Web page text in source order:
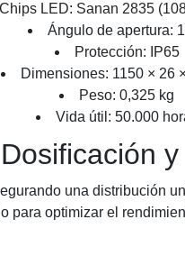
Chips LED: Sanan 2835
Ángulo de apertura:
Protección: IP65
Dimensiones: 1150 × 26
Peso: 0,325 kg
Vida útil: 50.000
Dosificación
una distribución
para optimizar el